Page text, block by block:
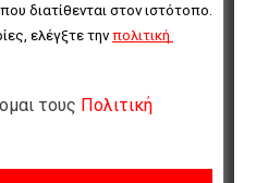
διατίθενται στον ιστότοπο.
ελέγξτε την πολιτική
τους Πολιτική